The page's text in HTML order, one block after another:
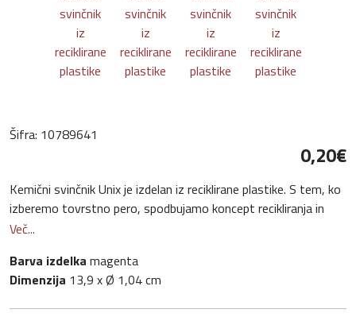
Šifra: 10789641
0,20‎€
Kemični svinčnik Unix je izdelan iz reciklirane plastike. S tem, ko
izberemo tovrstno pero, spodbujamo koncept recikliranja in
spodbujamo posameznike ter podjetja, da v svojem
črnila: modra. Dolžina pisanja: 500 metrov. Velikost konice: 1,0
mm. Recikliran ABS plastika.
Več...
Barva izdelka magenta
Dimenzija 13,9 x Ø 1,04 cm